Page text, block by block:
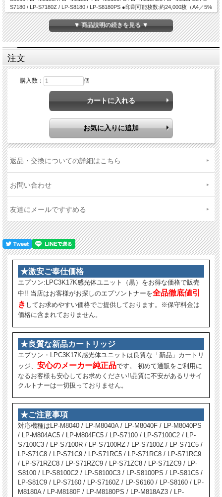
S7180 / LP-S7180Z / LP-S8180 / LP-S8180PS ●印刷可能枚数:約24,000枚（A4／5%
印刷時）
▼ 商品説明の続きを見る ▼
注文
購入数： 個
返品・交換についての詳細はこちら
お問い合わせ
友達にメールですすめる
★激安ご奉仕価格
エプソン:LPC3K17K感光体ユニット（黒）をお得な価格で販売
中!! 当店はお客様がお探しのエプソントナーを全品徹底値引
き してお求めやすい価格でご提供しております。※保守料金は
価格に含まれておりません。
★良質な新品カートリッジ
エプソン・LPC3K17K感光体ユニットは良質な「新品」カートリ
ッジ、 安心のメーカー純正品です。 初めて通販をご利用に
なるお客様も安心してお求めください!!品質に不安があるリサイ
クルトナーは一切扱っておりません。
★ご注意事項
対応機種はLP-M8040 / LP-M8040A / LP-M8040F / LP-M8040PS
/ LP-M804AC5 / LP-M804FC5 / LP-S7100 / LP-S7100C2 / LP-
S7100C3 / LP-S7100R / LP-S7100RZ / LP-S7100Z / LP-S71C5 /
LP-S71C8 / LP-S71C9 / LP-S71RC5 / LP-S71RC8 / LP-S71RC9
/ LP-S71RZC8 / LP-S71RZC9 / LP-S71ZC8 / LP-S71ZC9 / LP-
S8100 / LP-S8100C2 / LP-S8100C3 / LP-S8100PS / LP-S81C5 /
LP-S81C9 / LP-S7160 / LP-S7160Z / LP-S6160 / LP-S8160 / LP-
M8180A / LP-M8180F / LP-M8180PS / LP-M818AZ3 / LP-